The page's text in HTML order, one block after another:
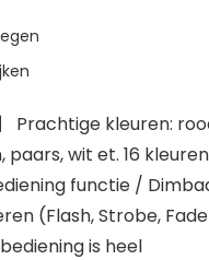
Prachtige kleuren:
paars, wit et. 16 kleuren
functie /
(Flash, Strobe, Fade
is heel